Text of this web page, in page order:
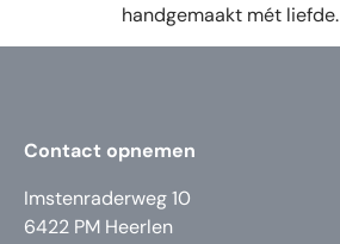
handgemaakt mét liefde.
Contact opnemen
Imstenraderweg 10
6422 PM Heerlen